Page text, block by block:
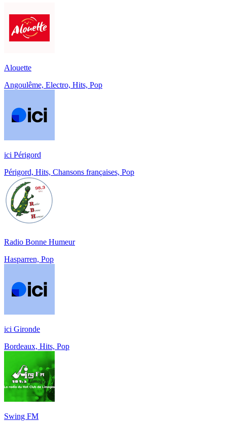
Alouette
Angoulême, Electro, Hits, Pop
ici Périgord
Périgord, Hits, Chansons françaises, Pop
Radio Bonne Humeur
Hasparren, Pop
ici Gironde
Bordeaux, Hits, Pop
Swing FM